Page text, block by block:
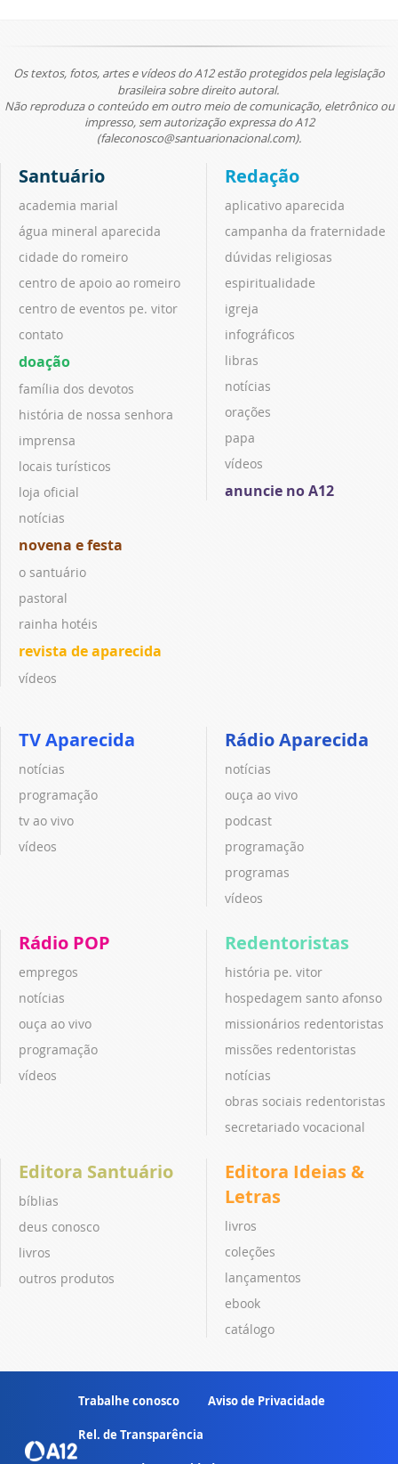
Os textos, fotos, artes e vídeos do A12 estão protegidos pela legislação
brasileira sobre direito autoral.
Não reproduza o conteúdo em outro meio de comunicação, eletrônico ou
impresso, sem autorização expressa do A12
(faleconosco@santuarionacional.com).
Santuário
academia marial
água mineral aparecida
cidade do romeiro
centro de apoio ao romeiro
centro de eventos pe. vitor
contato
doação
família dos devotos
história de nossa senhora
imprensa
locais turísticos
loja oficial
notícias
novena e festa
o santuário
pastoral
rainha hotéis
revista de aparecida
vídeos
Redação
aplicativo aparecida
campanha da fraternidade
dúvidas religiosas
espiritualidade
igreja
infográficos
libras
notícias
orações
papa
vídeos
anuncie no A12
TV Aparecida
notícias
programação
tv ao vivo
vídeos
Rádio Aparecida
notícias
ouça ao vivo
podcast
programação
programas
vídeos
Rádio POP
empregos
notícias
ouça ao vivo
programação
vídeos
Redentoristas
história pe. vitor
hospedagem santo afonso
missionários redentoristas
missões redentoristas
notícias
obras sociais redentoristas
secretariado vocacional
Editora Santuário
bíblias
deus conosco
livros
outros produtos
Editora Ideias &
Letras
livros
coleções
lançamentos
ebook
catálogo
Trabalhe conosco Aviso de Privacidade
Rel. de Transparência